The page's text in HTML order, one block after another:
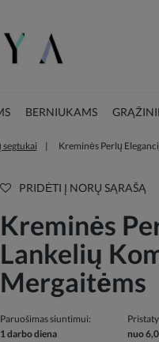
BERNIUKAMS
segtukai Kreminės Perlų
PRIDĖTI Į NORŲ SĄRAŠĄ
Kreminės
Lankelių
Mergaitėms
Paruošimas siuntimui:
1 darbo diena
nuo